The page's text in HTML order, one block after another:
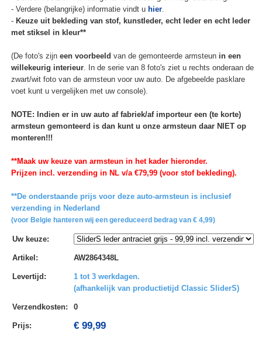
- Verdere (belangrijke) informatie vindt u hier.
- Keuze uit bekleding van stof, kunstleder, echt leder en echt leder
met stiksel in kleur**
(De foto's zijn een voorbeeld van de gemonteerde armsteun in een
willekeurig interieur. In de serie van 8 foto's ziet u rechts onderaan de
zwart/wit foto van de armsteun voor uw auto. De afgebeelde pasklare
voet kunt u vergelijken met uw console).
NOTE: Indien er in uw auto af fabriek/af importeur een (te korte)
armsteun gemonteerd is dan kunt u onze armsteun daar NIET op
monteren!!!
**Maak uw keuze van armsteun in het kader hieronder.
Prijzen incl. verzending in NL v/a €79,99 (voor stof bekleding).
**De onderstaande prijs voor deze auto-armsteun is inclusief
verzending in Nederland
(voor Belgie hanteren wij een gereduceerd bedrag van € 4,99)
Uw keuze:
Artikel : AW2864348L
Levertijd :
1 tot 3 werkdagen.
(afhankelijk van productietijd Classic SliderS)
Verzendkosten: 0
Prijs: € 99,99